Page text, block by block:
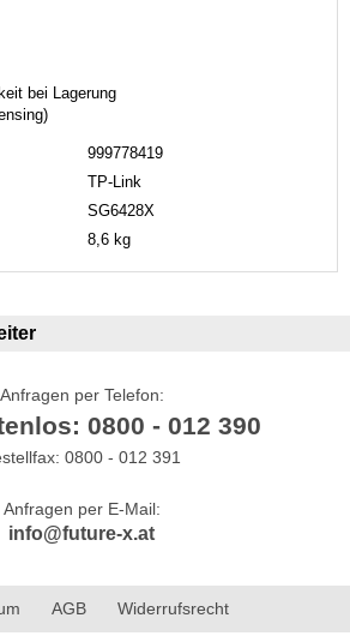
bei Lagerung
999778419
TP-Link
SG6428X
8,6 kg
Anfragen per Telefon:
0800 - 012 390
0800 - 012 391
Anfragen per E-Mail:
info@future-x.at
AGB Widerrufsrecht